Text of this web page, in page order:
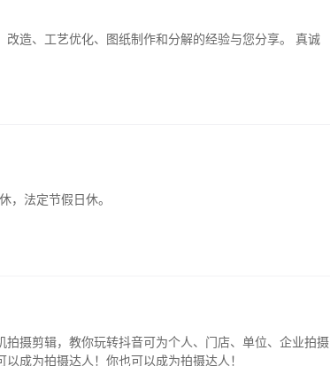
造、工艺优化、图纸制作和分解的经验与您分享。 真诚
，法定节假日休。
摄剪辑，教你玩转抖音可为个人、门店、单位、企业拍摄
成为拍摄达人！你也可以成为拍摄达人！